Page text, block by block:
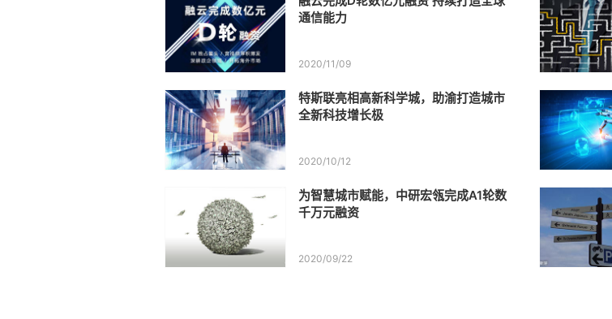
通信能力
2020/11/09
特斯联亮相高新科学城，助渝打造城市
全新科技增长极
2020/10/12
为智慧城市赋能，中研宏瓴完成A1轮数
千万元融资
2020/09/22